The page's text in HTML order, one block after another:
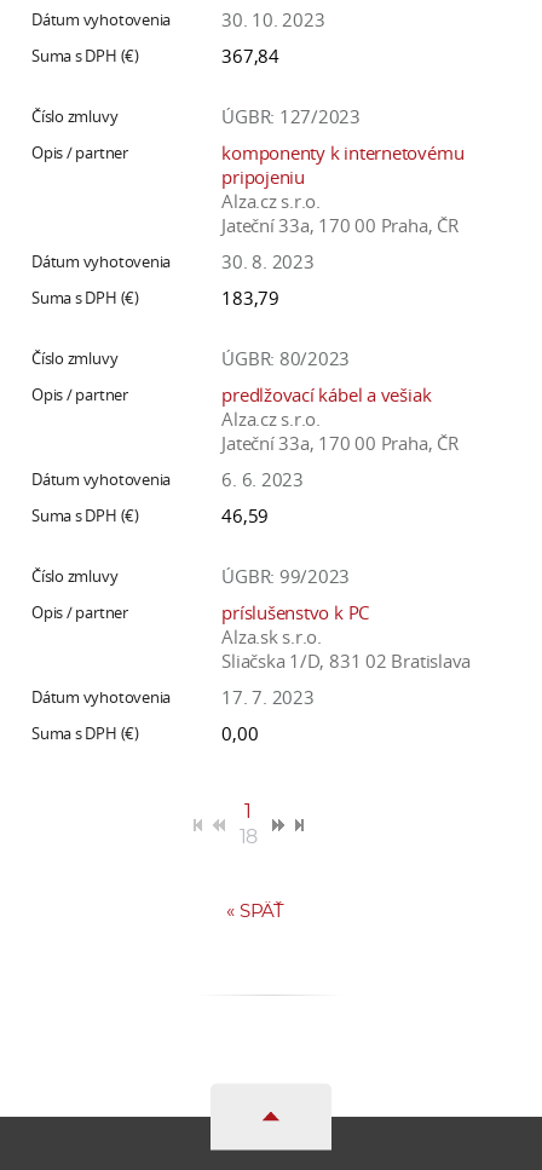
30. 10. 2023
367,84
ÚGBR: 127/2023
komponenty k internetovému
pripojeniu
Alza.cz s.r.o.
Jateční 33a, 170 00 Praha, ČR
30. 8. 2023
183,79
ÚGBR: 80/2023
predlžovací kábel a vešiak
Alza.cz s.r.o.
Jateční 33a, 170 00 Praha, ČR
6. 6. 2023
46,59
ÚGBR: 99/2023
príslušenstvo k PC
Alza.sk s.r.o.
Sliačska 1/D, 831 02 Bratislava
17. 7. 2023
0,00
1
18
«SPÄŤ